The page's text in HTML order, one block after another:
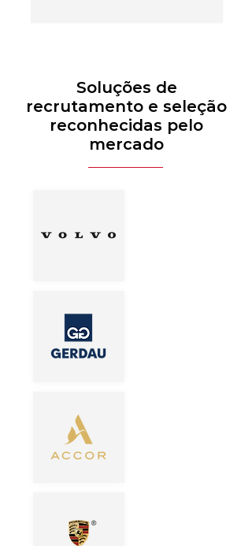
Soluções de
recrutamento e seleção
reconhecidas pelo
mercado